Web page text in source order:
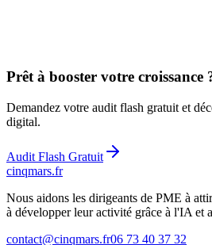
Prêt à booster votre croissance
Demandez votre audit flash gratuit et
digital.
Audit Flash Gratuit
cinqmars.fr
Nous aidons les dirigeants de PME à
à développer leur activité grâce à l'IA et
contact@cinqmars.fr06 73 40 37 32